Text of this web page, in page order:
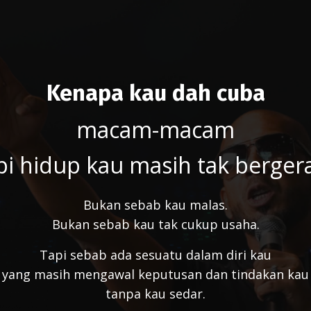
Kenapa kau dah cuba
macam-macam
hidup kau masih tak
Bukan sebab kau malas.
Bukan sebab kau tak cukup usaha.
Tapi sebab ada sesuatu dalam diri kau
yang masih mengawal keputusan dan tindakan kau
tanpa kau sedar.